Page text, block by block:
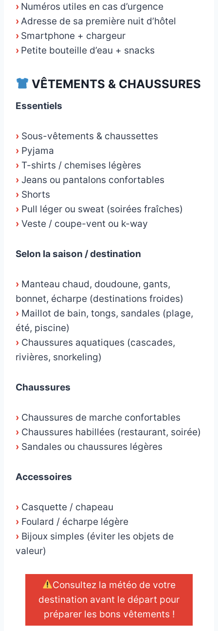
› Numéros utiles en cas d’urgence
› Adresse de sa première nuit d’hôtel
› Smartphone + chargeur
› Petite bouteille d’eau + snacks
VÊTEMENTS & CHAUSSURES
Essentiels
› Sous-vêtements & chaussettes
› Pyjama
› T-shirts / chemises légères
› Jeans ou pantalons confortables
› Shorts
› Pull léger ou sweat (soirées fraîches)
› Veste / coupe-vent ou k-way
Selon la saison / destination
› Manteau chaud, doudoune, gants,
bonnet, écharpe (destinations froides)
› Maillot de bain, tongs, sandales (plage,
été, piscine)
› Chaussures aquatiques (cascades,
rivières, snorkeling)
Chaussures
› Chaussures de marche confortables
› Chaussures habillées (restaurant, soirée)
› Sandales ou chaussures légères
Accessoires
› Casquette / chapeau
› Foulard / écharpe légère
› Bijoux simples (éviter les objets de
valeur)
Consultez la météo de votre
destination avant le départ pour
préparer les bons vêtements !